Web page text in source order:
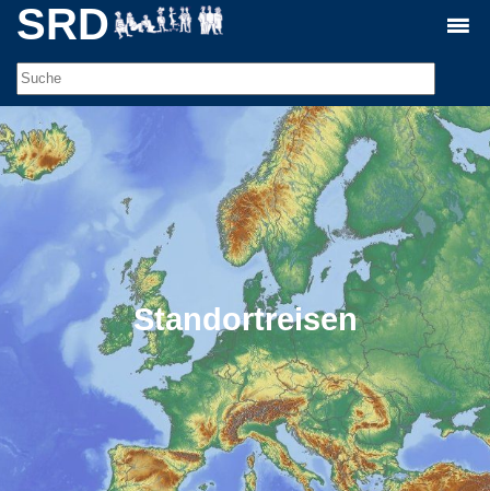
SRD
Standortreisen